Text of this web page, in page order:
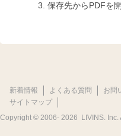
保存先からPDFを
新着情報 よくある質問 お問
サイトマップ
Copyright © 2006- 2026 LIVINS. Inc.